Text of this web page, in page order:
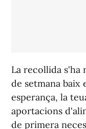
La recollida s'ha
de setmana baix
esperança, la
aportacions
de primera